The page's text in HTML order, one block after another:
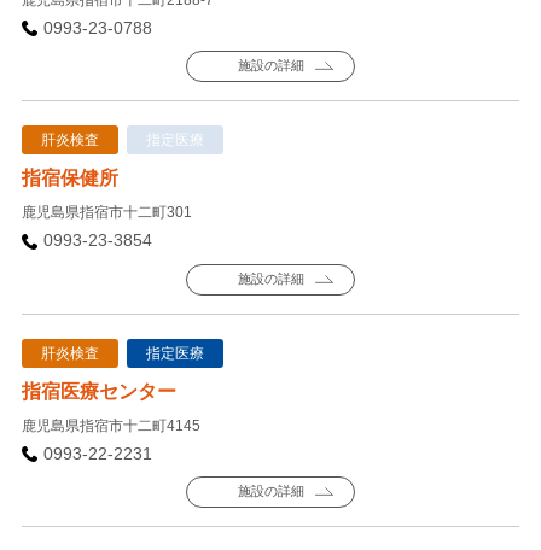
0993-23-0788
施設の詳細
肝炎検査 指定医療
指宿保健所
鹿児島県指宿市十二町301
0993-23-3854
施設の詳細
肝炎検査 指定医療
指宿医療センター
鹿児島県指宿市十二町4145
0993-22-2231
施設の詳細